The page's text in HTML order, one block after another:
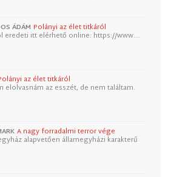
ÁDÁM Polányi az élet titkáról
eredeti itt elérhető online: https://www.…
az élet titkáról
elolvasnám az esszét, de nem találtam.
A nagy forradalmi terror vége
alapvetően államegyházi karakterű